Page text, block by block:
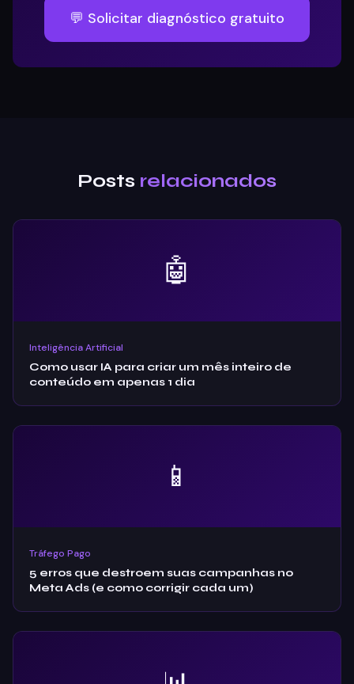
💬 Solicitar diagnóstico gratuito
Posts relacionados
🤖
Inteligência Artificial
Como usar IA para criar um mês inteiro de
conteúdo em apenas 1 dia
📱
Tráfego Pago
5 erros que destroem suas campanhas no
Meta Ads (e como corrigir cada um)